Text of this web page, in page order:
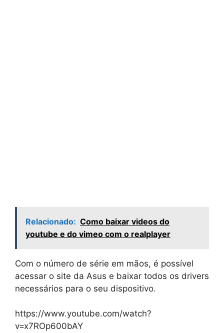
Relacionado: Como baixar videos do
youtube e do vimeo com o realplayer
Com o número de série em mãos, é possível
acessar o site da Asus e baixar todos os drivers
necessários para o seu dispositivo.
https://www.youtube.com/watch?
v=x7ROp600bAY